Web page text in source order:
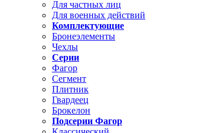
Для частных лиц
Для военных действий
Комплектующие
Бронеэлементы
Чехлы
Серии
Фагор
Сегмент
Плитник
Гвардеец
Брокелон
Подсерии Фагор